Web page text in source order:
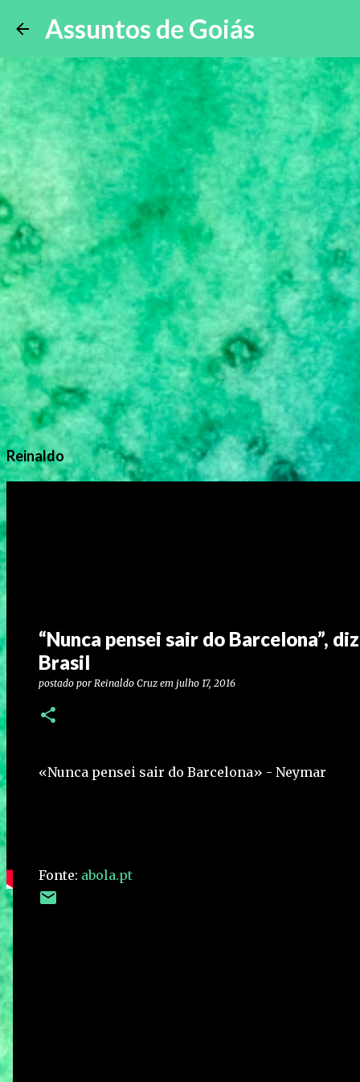
Assuntos de Goiás
Reinaldo
“Nunca pensei sair do Barcelona”,
Brasil
postado por Reinaldo Cruz em julho 17, 2016
«Nunca pensei sair do Barcelona» - Neymar
Fonte: abola.pt